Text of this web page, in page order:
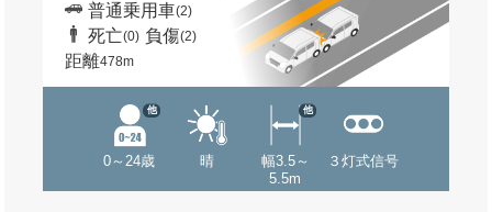
普通乗用車(2)
死亡(0) 負傷(2)
距離478m
0～24歳
他
晴
幅3.5～
5.5m
他
３灯式信号